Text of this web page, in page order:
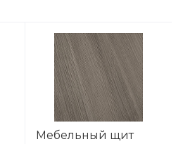
Мебельный щит